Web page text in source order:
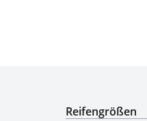
Reifengrößen